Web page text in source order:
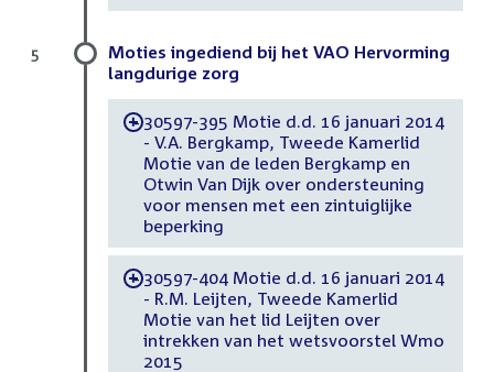
Moties ingediend bij het VAO Hervorming
langdurige zorg
-30597-395 Motie d.d. 16 januari 2014
- V.A. Bergkamp, Tweede Kamerlid
Motie van de leden Bergkamp en
Otwin Van Dijk over ondersteuning
voor mensen met een zintuiglijke
beperking
-30597-404 Motie d.d. 16 januari 2014
- R.M. Leijten, Tweede Kamerlid
Motie van het lid Leijten over
intrekken van het wetsvoorstel Wmo
2015
5